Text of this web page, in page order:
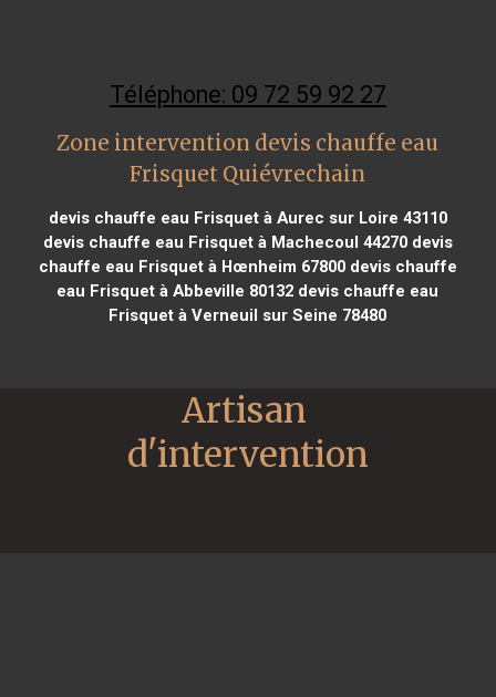
Téléphone: 09 72 59 92 27
Zone intervention devis chauffe eau
Frisquet Quiévrechain
devis chauffe eau Frisquet à Aurec sur Loire 43110
devis chauffe eau Frisquet à Machecoul 44270devis
chauffe eau Frisquet à Hœnheim 67800devis chauffe
eau Frisquet à Abbeville 80132 devis chauffe eau
Frisquet à Verneuil sur Seine 78480
Artisan
d'intervention